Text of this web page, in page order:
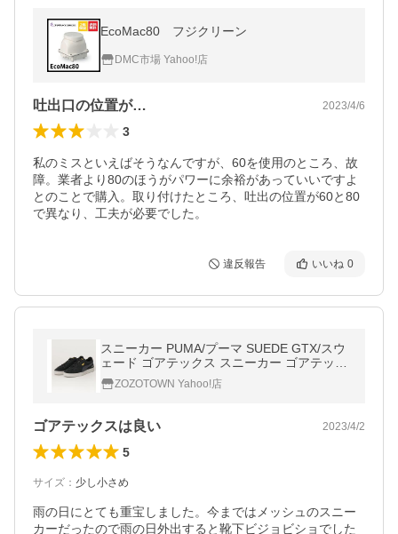
EcoMac80 フジクリーン
DMC市場 Yahoo!店
吐出口の位置が… 2023/4/6
3
私のミスといえばそうなんですが、60を使用のところ、故
障。業者より80のほうがパワーに余裕があっていいですよ
とのことで購入。取り付けたところ、吐出の位置が60と80
で異なり、工夫が必要でした。
違反報告 いいね 0
スニーカー PUMA/プーマ SUEDE GTX/スウ
ェード ゴアテックス スニーカー ゴアテック
ス 防水 381800
ZOZOTOWN Yahoo!店
ゴアテックスは良い 2023/4/2
5
サイズ ： 少し小さめ
雨の日にとても重宝しました。今まではメッシュのスニー
カーだったので雨の日外出すると靴下ビジョビショでした